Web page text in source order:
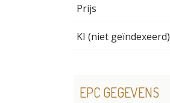
Prijs
KI (niet geïndexeerd)
EPC GEGEVENS